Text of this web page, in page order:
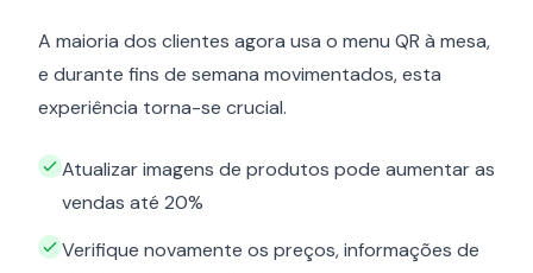
A maioria dos clientes agora usa o menu QR à mesa,
e durante fins de semana movimentados, esta
experiência torna-se crucial.
Atualizar imagens de produtos pode aumentar as
vendas até 20%
Verifique novamente os preços, informações de